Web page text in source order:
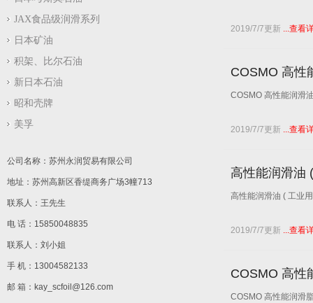
JAX食品级润滑系列
日本矿油
积架、比尔石油
新日本石油
昭和壳牌
美孚
公司名称：苏州永润贸易有限公司
地址：苏州高新区香缇商务广场3幢713
联系人：王先生
电 话：15850048835
联系人：刘小姐
手 机：13004582133
邮 箱：kay_scfoil@126.com
2019/7/7更新 ...查看
COSMO 高性
COSMO 高性能润滑
2019/7/7更新 ...查看
高性能润滑油
高性能润滑油 ( 工业
2019/7/7更新 ...查看
COSMO 高性
COSMO 高性能润滑